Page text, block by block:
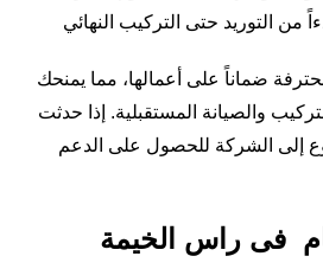
من التوريد حتى التركيب النهائي
ضماناً على أعمالها، مما يمنحك
والصيانة المستقبلية. إذا حدثت
إلى الشركة للحصول على الدعم
فى راس الخيمة